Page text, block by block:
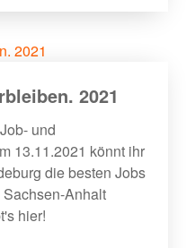
2021
und
13.11.2021 könnt ihr
die besten Jobs
Anhalt
hier!